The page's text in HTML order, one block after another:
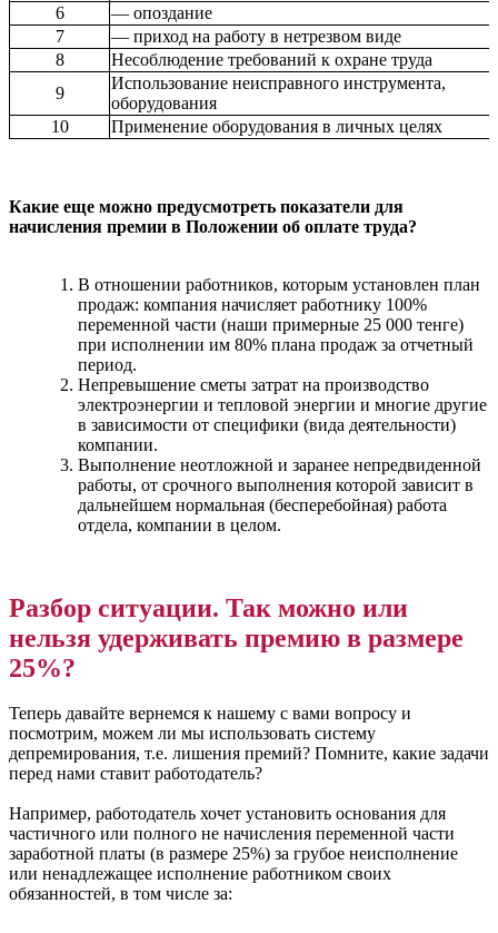
6
— опоздание
7
— приход на работу в нетрезвом виде
8
Несоблюдение требований к охране труда
9
Использование неисправного инструмента,
оборудования
10
Применение оборудования в личных целях
Какие еще можно предусмотреть показатели для
начисления премии в Положении об оплате труда?
В отношении работников, которым установлен план
продаж: компания начисляет работнику 100%
переменной части (наши примерные 25 000 тенге)
при исполнении им 80% плана продаж за отчетный
период.
Непревышение сметы затрат на производство
электроэнергии и тепловой энергии и многие другие
в зависимости от специфики (вида деятельности)
компании.
Выполнение неотложной и заранее непредвиденной
работы, от срочного выполнения которой зависит в
дальнейшем нормальная (бесперебойная) работа
отдела, компании в целом.
Разбор ситуации. Так можно или
нельзя удерживать премию в размере
25%?
Теперь давайте вернемся к нашему с вами вопросу и
посмотрим, можем ли мы использовать систему
депремирования, т.е. лишения премий? Помните, какие задачи
перед нами ставит работодатель?
Например, работодатель хочет установить основания для
частичного или полного не начисления переменной части
заработной платы (в размере 25%) за грубое неисполнение
или ненадлежащее исполнение работником своих
обязанностей, в том числе за: